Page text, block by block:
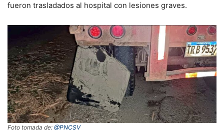
fueron trasladados al hospital con lesiones graves.
Foto tomada de: @PNCSV